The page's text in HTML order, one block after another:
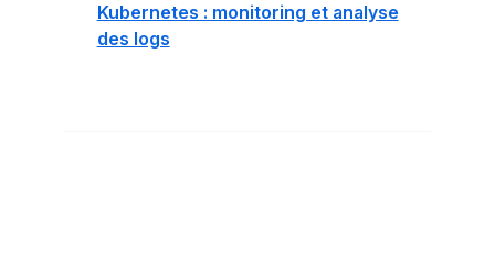
Kubernetes : monitoring et analyse
des logs